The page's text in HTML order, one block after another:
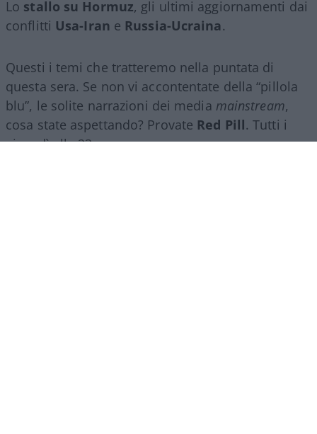
Lo stallo su Hormuz, gli ultimi aggiornamenti dai
conflitti Usa-Iran e Russia-Ucraina.
Questi i temi che tratteremo nella puntata di
questa sera. Se non vi accontentate della “pillola
blu”, le solite narrazioni dei media mainstream,
cosa state aspettando? Provate Red Pill. Tutti i
giovedì alle 23